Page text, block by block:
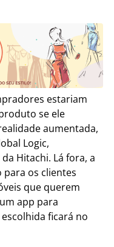
estariam
se ele
aumentada,
Logic,
Hitachi. Lá fora, a
para os clientes
que querem
app para
ficará no